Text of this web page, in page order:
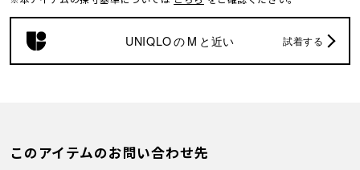
UNIQLOの M と近い 試着する
このアイテムのお問い合わせ先